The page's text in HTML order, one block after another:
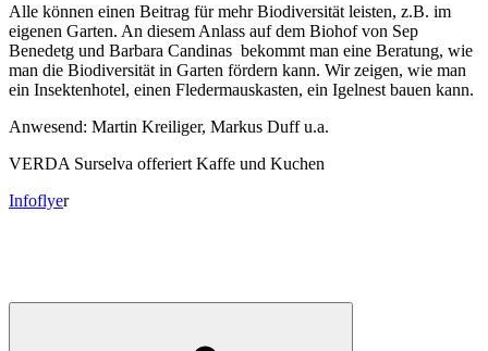
Alle können einen Beitrag für mehr Biodiversität leisten, z.B. im
eigenen Garten. An diesem Anlass auf dem Biohof von Sep
Benedetg und Barbara Candinas bekommt man eine Beratung, wie
man die Biodiversität in Garten fördern kann. Wir zeigen, wie man
ein Insektenhotel, einen Fledermauskasten, ein Igelnest bauen kann.
Anwesend: Martin Kreiliger, Markus Duff u.a.
VERDA Surselva offeriert Kaffe und Kuchen
Infoflyer